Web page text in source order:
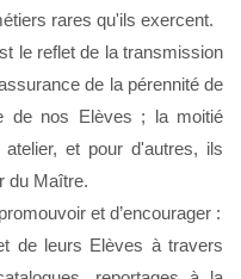
rares qu'ils exercent.
le reflet de la transmission
de la pérennité de
de nos Elèves ; la moitié
et pour d'autres, ils
du Maître.
et d’encourager :
de leurs Elèves à travers